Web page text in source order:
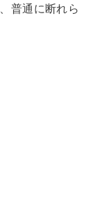
普通に断れら